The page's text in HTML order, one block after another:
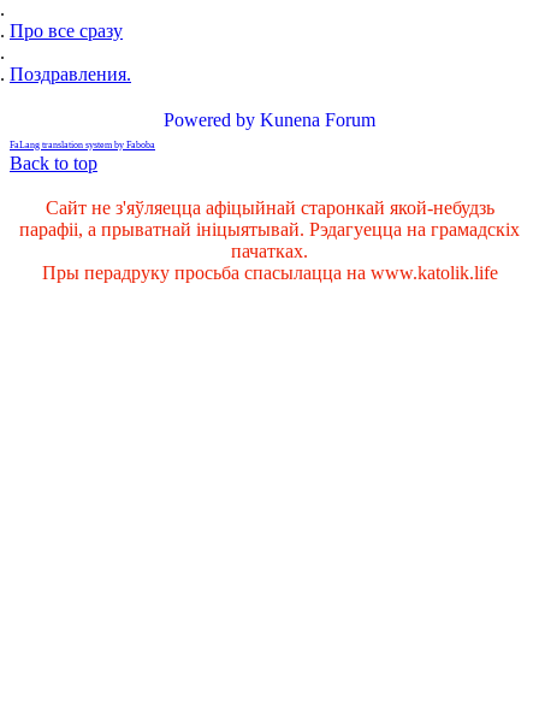
Про все сразу
Поздравления.
Powered by Kunena Forum
FaLang translation system by Faboba
Back to top
Сайт не з'яўляецца афіцыйнай старонкай якой-небудзь
парафіі, а прыватнай ініцыятывай. Рэдагуецца на грамадскіх
пачатках.
Пры перадруку просьба спасылацца на www.katolik.life